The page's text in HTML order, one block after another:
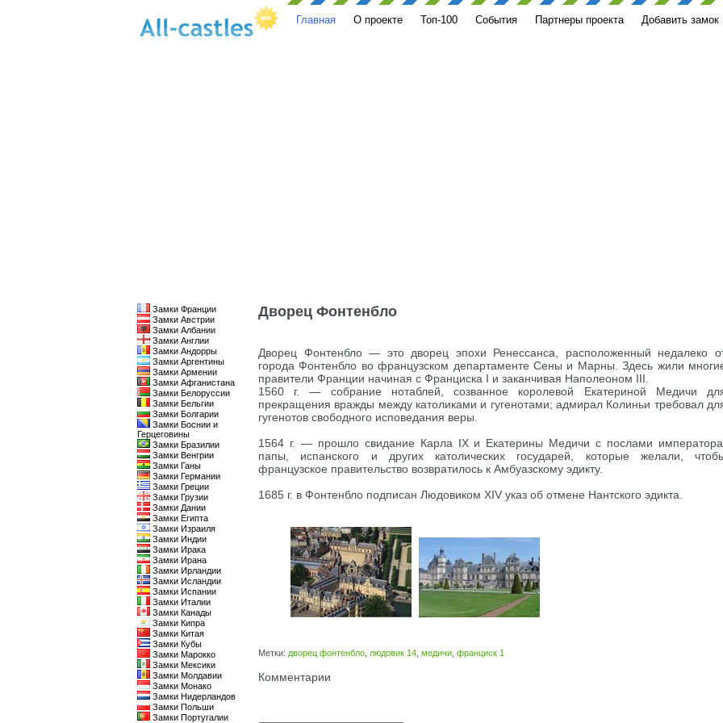
Главная О проекте Топ-100 События Партнеры проекта Добавить замок
Замки Франции
Замки Австрии
Замки Албании
Замки Англии
Замки Андорры
Замки Аргентины
Замки Армении
Замки Афганистана
Замки Белоруссии
Замки Бельгии
Замки Болгарии
Замки Боснии и
Герцеговины
Замки Бразилии
Замки Венгрии
Замки Ганы
Замки Германии
Замки Греции
Замки Грузии
Замки Дании
Замки Египта
Замки Израиля
Замки Индии
Замки Ирака
Замки Ирана
Замки Ирландии
Замки Исландии
Замки Испании
Замки Италии
Замки Канады
Замки Кипра
Замки Китая
Замки Кубы
Замки Марокко
Замки Мексики
Замки Молдавии
Замки Монако
Замки Нидерландов
Замки Польши
Замки Португалии
Дворец Фонтенбло
Дворец Фонтенбло — это дворец эпохи Ренессанса, расположенный недалеко
города Фонтенбло во французском департаменте Сены и Марны. Здесь жили
правители Франции начиная с Франциска I и заканчивая Наполеоном III.
1560 г. — собрание нотаблей, созванное королевой Екатериной Медичи
прекращения вражды между католиками и гугенотами; адмирал Колиньи требовал
гугенотов свободного исповедания веры.
1564 г. — прошло свидание Карла IX и Екатерины Медичи с послами
папы, испанского и других католических государей, которые желали,
французское правительство возвратилось к Амбуазскому эдикту.
1685 г. в Фонтенбло подписан Людовиком XIV указ об отмене Нантского эдикта.
Метки: дворец фонтенбло людовик 14 медичи франциск 1
Комментарии